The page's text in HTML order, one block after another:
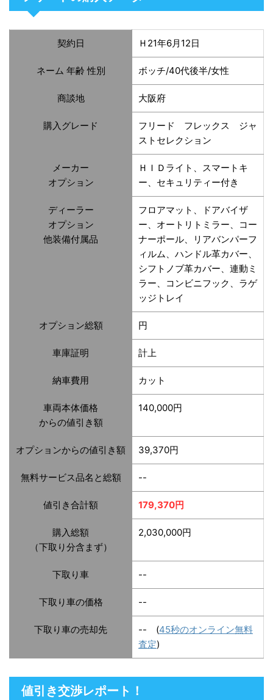
契約日 Ｈ21年6月12日
ネーム 年齢 性別 ボッチ/40代後半/女性
商談地 大阪府
購入グレード
フリード フレックス ジャ
ストセレクション
メーカー
オプション
ＨＩＤライト、スマートキ
ー、セキュリティー付き
ディーラー
オプション
他装備付属品
フロアマット、ドアバイザ
ー、オートリトミラー、コー
ナーポール、リアバンパーフ
ィルム、ハンドル革カバー、
シフトノブ革カバー、連動ミ
ラー、コンビニフック、ラゲ
ッジトレイ
オプション総額 円
車庫証明 計上
納車費用 カット
車両本体価格
からの値引き額
140,000円
オプションからの値引き額 39,370円
無料サービス品名と総額 --
値引き合計額 179,370円
購入総額
（下取り分含まず）
2,030,000円
下取り車 --
下取り車の価格 --
下取り車の売却先 -- (45秒のオンライン無料
査定)
値引き交渉レポート！